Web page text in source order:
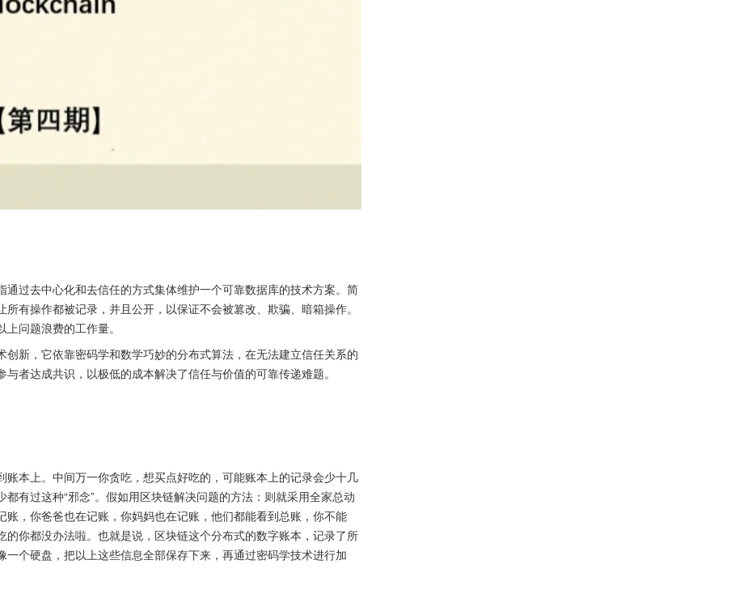
过去中心化和去信任的方式集体维护一个可靠数据库的技术方案。简
有操作都被记录，并且公开，以保证不会被篡改、欺骗、暗箱操作。
问题浪费的工作量。
新，它依靠密码学和数学巧妙的分布式算法，在无法建立信任关系的
者达成共识，以极低的成本解决了信任与价值的可靠传递难题。
本上。中间万一你贪吃，想买点好吃的，可能账本上的记录会少十几
有过这种“邪念”。假如用区块链解决问题的方法：则就采用全家总动
，你爸爸也在记账，你妈妈也在记账，他们都能看到总账，你不能
你都没办法啦。也就是说，区块链这个分布式的数字账本，记录了所
个硬盘，把以上这些信息全部保存下来，再通过密码学技术进行加